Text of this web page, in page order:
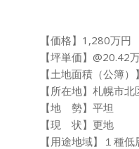
【価格】1,280万円
【坪単価】@20.42
【土地面積（公簿
【所在地】札幌市
【地 勢】平坦
【現 状】更地
【⽤途地域】１種